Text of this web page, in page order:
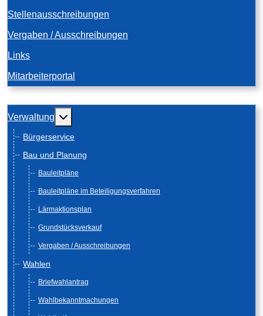
Stellenausschreibungen
Vergaben / Ausschreibungen
Links
Mitarbeiterportal
Verwaltung Weitere Informationen: Verwaltung
Bürgerservice
Bau und Planung
Bauleitpläne
Bauleitpläne im Beteiligungsverfahren
Lärmaktionsplan
Grundstücksverkauf
Vergaben / Ausschreibungen
Wahlen
Briefwahlantrag
Wahlbekanntmachungen